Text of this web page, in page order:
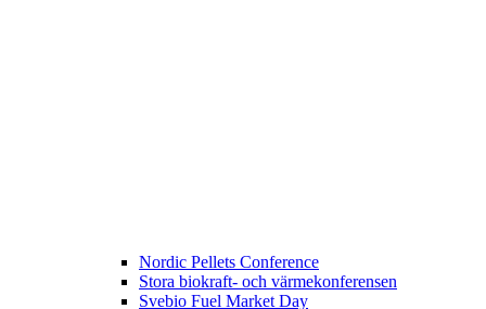
Nordic Pellets Conference
Stora biokraft- och värmekonferensen
Svebio Fuel Market Day